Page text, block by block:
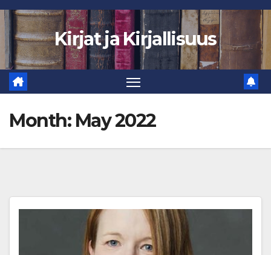
Skip
content
Kirjat ja Kirjallisuus
Month: May 2022